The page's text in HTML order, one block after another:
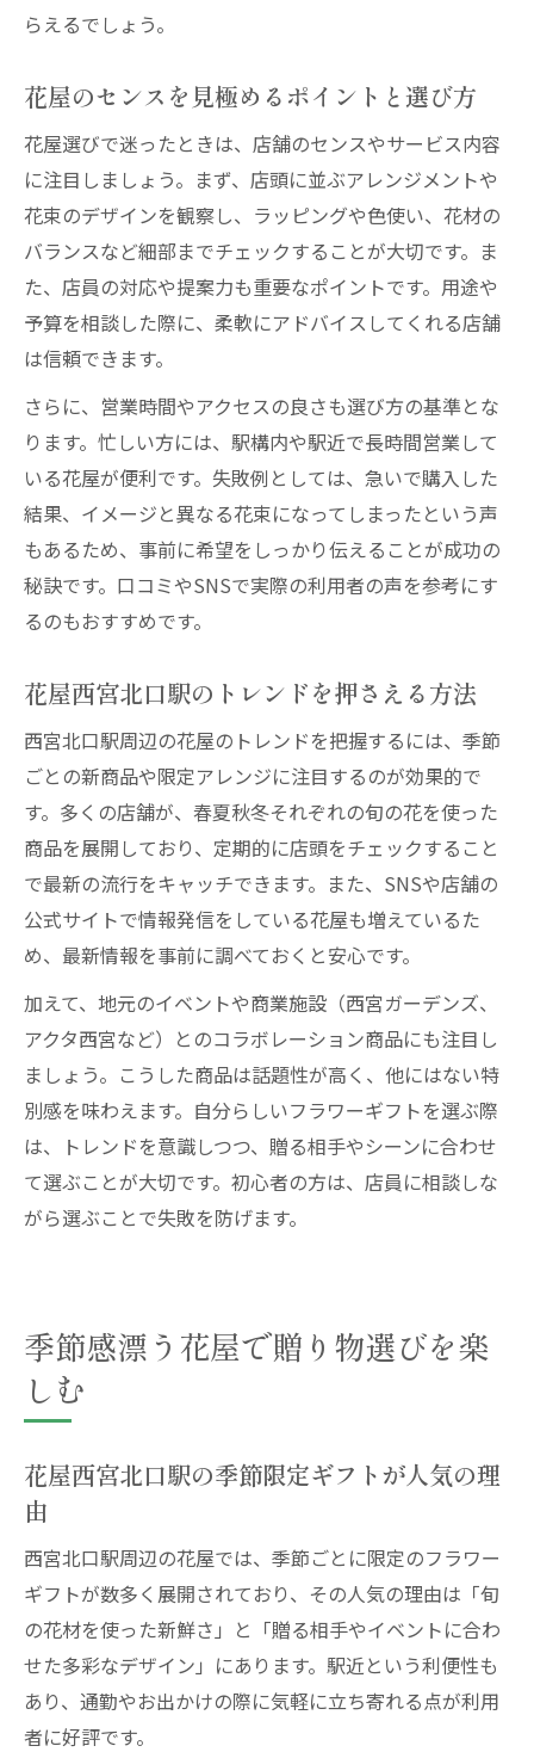
らえるでしょう。
花屋のセンスを見極めるポイントと選び方
花屋選びで迷ったときは、店舗のセンスやサービス内容
に注目しましょう。まず、店頭に並ぶアレンジメントや
花束のデザインを観察し、ラッピングや色使い、花材の
バランスなど細部までチェックすることが大切です。ま
た、店員の対応や提案力も重要なポイントです。用途や
予算を相談した際に、柔軟にアドバイスしてくれる店舗
は信頼できます。
さらに、営業時間やアクセスの良さも選び方の基準とな
ります。忙しい方には、駅構内や駅近で長時間営業して
いる花屋が便利です。失敗例としては、急いで購入した
結果、イメージと異なる花束になってしまったという声
もあるため、事前に希望をしっかり伝えることが成功の
秘訣です。口コミやSNSで実際の利用者の声を参考にす
るのもおすすめです。
花屋西宮北口駅のトレンドを押さえる方法
西宮北口駅周辺の花屋のトレンドを把握するには、季節
ごとの新商品や限定アレンジに注目するのが効果的で
す。多くの店舗が、春夏秋冬それぞれの旬の花を使った
商品を展開しており、定期的に店頭をチェックすること
で最新の流行をキャッチできます。また、SNSや店舗の
公式サイトで情報発信をしている花屋も増えているた
め、最新情報を事前に調べておくと安心です。
加えて、地元のイベントや商業施設（西宮ガーデンズ、
アクタ西宮など）とのコラボレーション商品にも注目し
ましょう。こうした商品は話題性が高く、他にはない特
別感を味わえます。自分らしいフラワーギフトを選ぶ際
は、トレンドを意識しつつ、贈る相手やシーンに合わせ
て選ぶことが大切です。初心者の方は、店員に相談しな
がら選ぶことで失敗を防げます。
季節感漂う花屋で贈り物選びを楽
しむ
花屋西宮北口駅の季節限定ギフトが人気の理
由
西宮北口駅周辺の花屋では、季節ごとに限定のフラワー
ギフトが数多く展開されており、その人気の理由は「旬
の花材を使った新鮮さ」と「贈る相手やイベントに合わ
せた多彩なデザイン」にあります。駅近という利便性も
あり、通勤やお出かけの際に気軽に立ち寄れる点が利用
者に好評です。